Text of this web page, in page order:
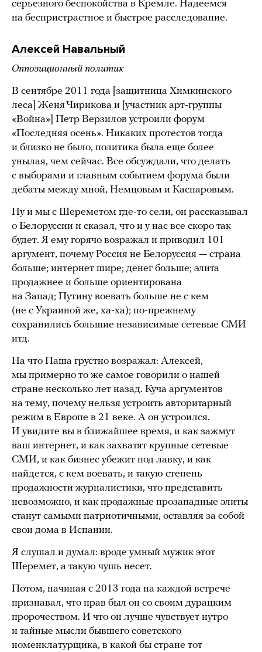
серьезного беспокойства в Кремле. Надеемся
на беспристрастное и быстрое расследование.
Алексей Навальный
Оппозиционный политик
В сентябре 2011 года [защитница Химкинского
леса] Женя Чирикова и [участник арт-группы
«Война»] Петр Верзилов устроили форум
«Последняя осень». Никаких протестов тогда
и близко не было, политика была еще более
унылая, чем сейчас. Все обсуждали, что делать
с выборами и главным событием форума были
дебаты между мной, Немцовым и Каспаровым.
Ну и мы с Шереметом где-то сели, он рассказывал
о Белоруссии и сказал, что и у нас все скоро так
будет. Я ему горячо возражал и приводил 101
аргумент, почему Россия не Белоруссия — страна
больше; интернет шире; денег больше; элита
продажнее и больше ориентирована
на Запад; Путину воевать больше не с кем
(не с Украиной же, ха-ха); по-прежнему
сохранились большие независимые сетевые СМИ
итд.
На что Паша грустно возражал: Алексей,
мы примерно то же самое говорили о нашей
стране несколько лет назад. Куча аргументов
на тему, почему нельзя устроить авторитарный
режим в Европе в 21 веке. А он устроился.
И увидите вы в ближайшее время, и как зажмут
ваш интернет, и как захватят крупные сетевые
СМИ, и как бизнес убежит под лавку, и как
найдется, с кем воевать, и такую степень
продажности журналистики, что представить
невозможно, и как продажные прозападные элиты
станут самыми патриотичными, оставляя за собой
свои дома в Испании.
Я слушал и думал: вроде умный мужик этот
Шеремет, а такую чушь несет.
Потом, начиная с 2013 года на каждой встрече
признавал, что прав был он со своим дурацким
пророчеством. И что он лучше чувствует нутро
и тайные мысли бывшего советского
номенклатурщика, в какой бы стране тот